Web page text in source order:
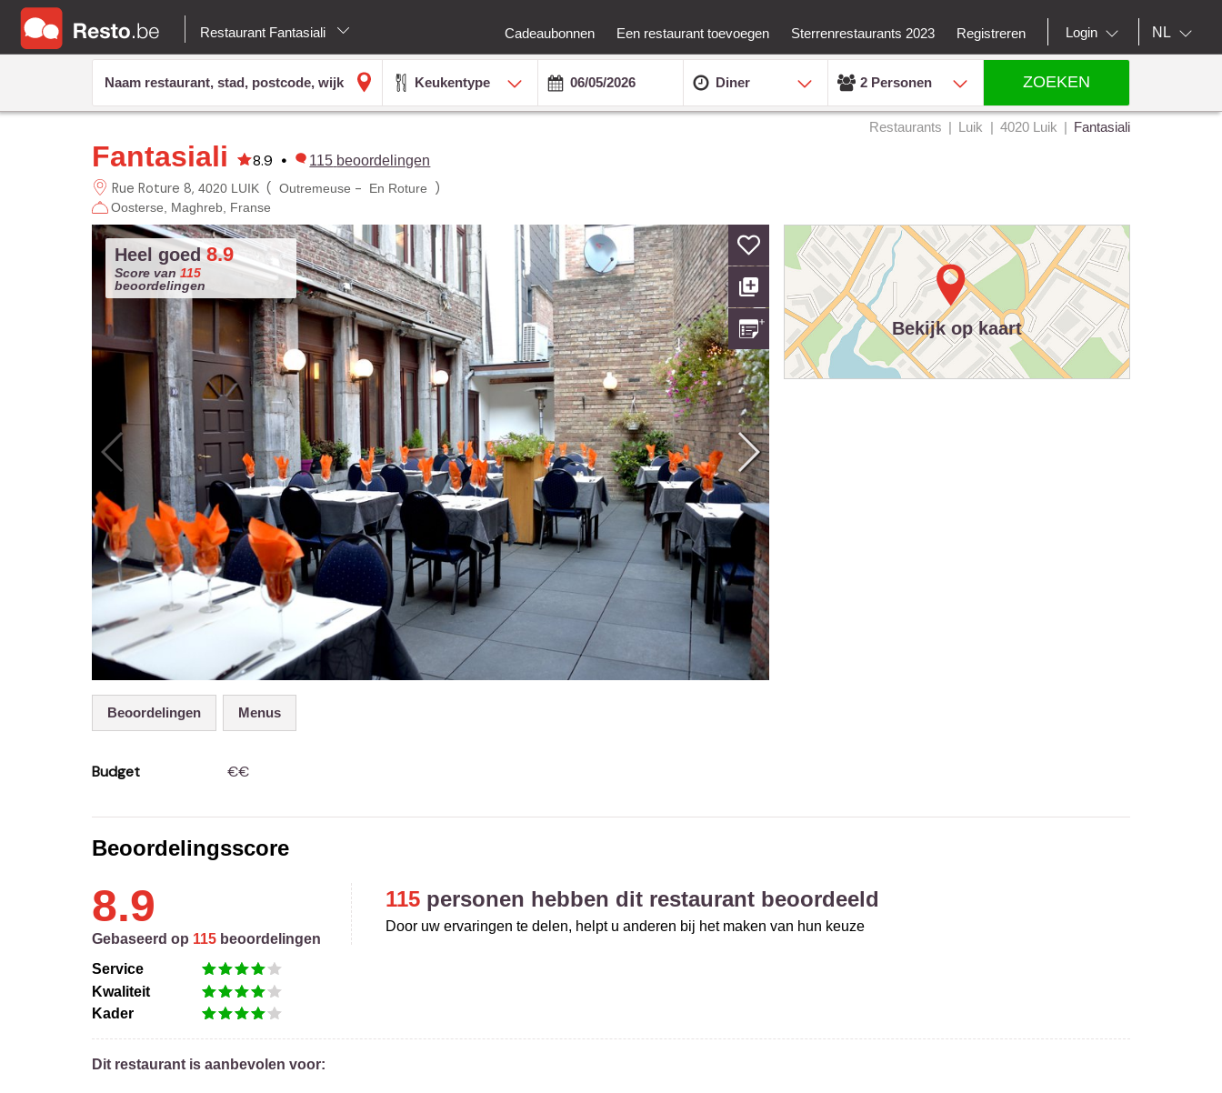
Restaurant Fantasiali Cadeaubonnen Een restaurant toevoegen Sterrenrestaurants 2023 Registreren Login NL
Keukentype Diner 2 Personen ZOEKEN
Restaurants Luik 4020 Luik Fantasiali
Fantasiali 8.9 • 115 beoordelingen
Rue Roture 8 4020 LUIK( Outremeuse - En Roture )
Oosterse Maghreb Franse
Heel goed8.9
Score van 115
beoordelingen
Beoordelingen Menus
Budget €€
Bekijk op kaart
Beoordelingsscore
8.9
Gebaseerd op 115 beoordelingen
Service
Kwaliteit
Kader
115 personen hebben dit restaurant beoordeeld
Door uw ervaringen te delen, helpt u anderen bij het maken van hun keuze
Dit restaurant is aanbevolen voor: